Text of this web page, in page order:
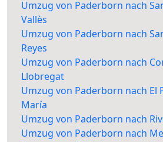
Umzug von Paderborn nach
Vallès
Umzug von Paderborn nach
Reyes
Umzug von Paderborn nach
Llobregat
Umzug von Paderborn nach El
María
Umzug von Paderborn nach
Umzug von Paderborn nach